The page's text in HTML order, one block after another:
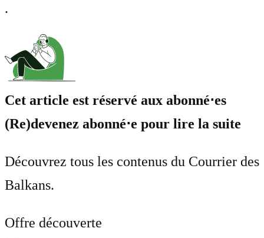
.
Cet article est réservé aux abonné⋅es
(Re)devenez abonné⋅e pour lire la suite
Découvrez tous les contenus du Courrier des
Balkans.
Offre découverte